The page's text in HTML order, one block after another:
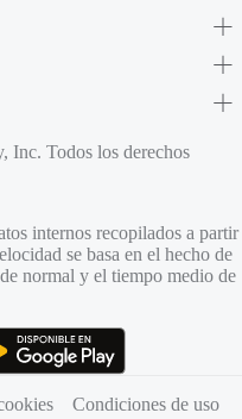
Inc. Todos los derechos
internos recopilados a partir
se basa en el hecho de
normal y el tiempo medio de
Condiciones de uso